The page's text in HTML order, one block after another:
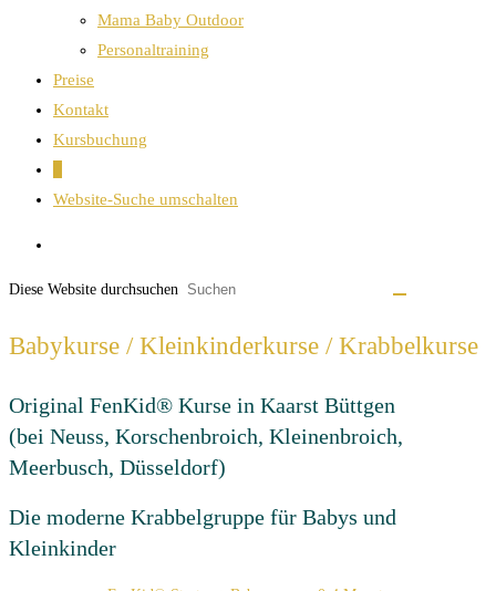
Mama Baby Outdoor
Personaltraining
Preise
Kontakt
Kursbuchung
Website-Suche umschalten
Diese Website durchsuchen
Babykurse / Kleinkinderkurse / Krabbelkurse
Original FenKid® Kurse in Kaarst Büttgen
(bei Neuss, Korschenbroich, Kleinenbroich,
Meerbusch, Düsseldorf)
Die moderne Krabbelgruppe für Babys und
Kleinkinder